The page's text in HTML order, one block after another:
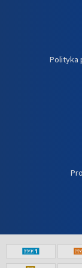
Polityka